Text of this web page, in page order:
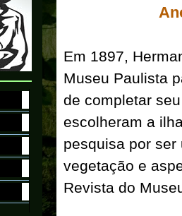
Em 1897,
Museu Paulista
de completar
escolheram a
pesquisa por ser
vegetação e
Revista do